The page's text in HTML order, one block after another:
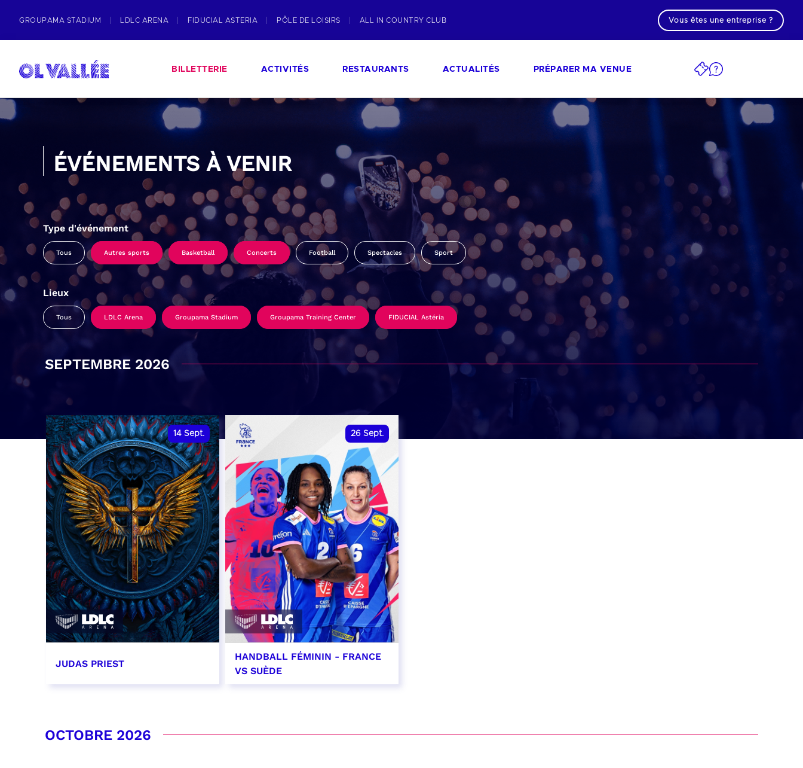
GROUPAMA STADIUM LDLC ARENA FIDUCIAL ASTERIA PÔLE DE LOISIRS ALL IN COUNTRY CLUB Vous êtes une entreprise ?
BILLETTERIE ACTIVITÉS RESTAURANTS ACTUALITÉS PRÉPARER MA VENUE
ÉVÉNEMENTS À VENIR
Type d'événement
Tous Autres sports Basketball Concerts Football Spectacles Sport
Lieux
Tous LDLC Arena Groupama Stadium Groupama Training Center FIDUCIAL Astéria
SEPTEMBRE 2026
14 Sept.
JUDAS PRIEST
26 Sept.
HANDBALL FÉMININ - FRANCE
VS SUÈDE
OCTOBRE 2026